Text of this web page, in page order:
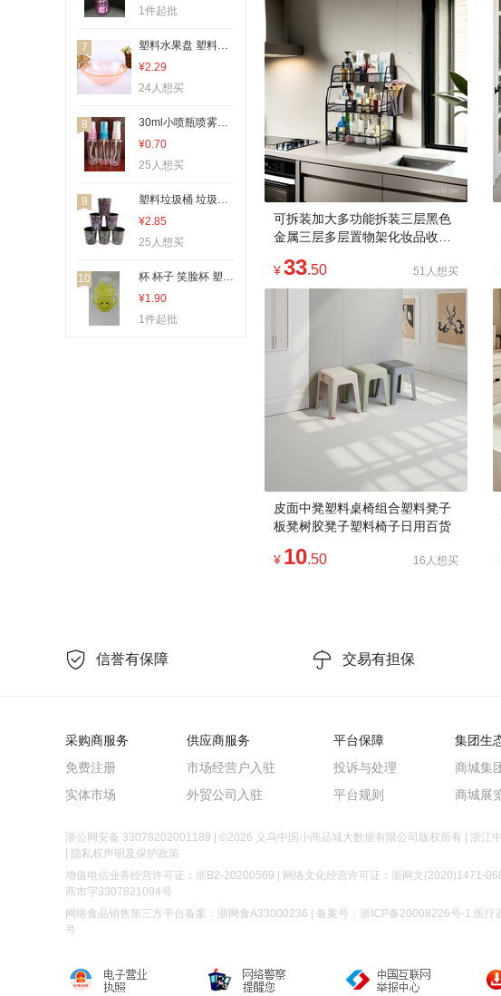
其他分类
其他架类
多层置物架
层架
衣架
刨刀
喷雾水杯
刨子、削皮器
打蛋盆
1件起批
7
塑料水果盘 塑料果盘 果盘 水果盘
¥2.29
24人想买
8
30ml小喷瓶喷雾瓶酒精喷壶喷壶
¥0.70
25人想买
9
塑料垃圾桶 垃圾桶 塑料垃圾娄 垃圾娄
¥2.85
25人想买
10
杯 杯子 笑脸杯 塑料杯
¥1.90
1件起批
可拆装加大多功能拆装三层黑色
金属三层多层置物架化妆品收纳
架
¥33.50 51人想买
皮面中凳塑料桌椅组合塑料凳子
板凳树胶凳子塑料椅子日用百货
¥ 10.50 16人想买